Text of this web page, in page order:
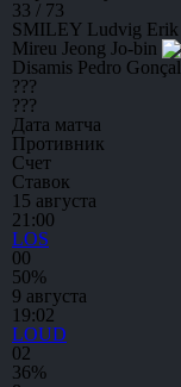
33 / 73
SMILEY Ludvig Erik
Mireu Jeong Jo-bin
Disamis Pedro
???
???
Дата матча
Противник
Счет
Ставок
15 августа
21:00
LOS
00
50%
9 августа
19:02
LOUD
02
36%